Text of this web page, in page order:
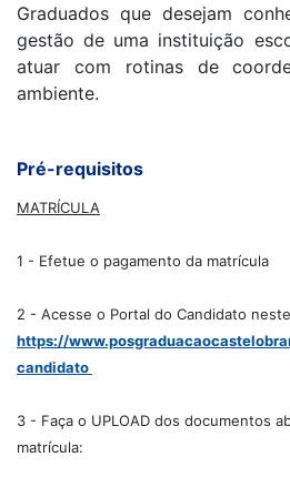
Graduados que desejam
gestão de uma instituição
atuar com rotinas de
ambiente.
Pré-requisitos
MATRÍCULA
1 - Efetue o pagamento da matrícula
2 - Acesse o Portal do Candidato
https://
candidato
3 - Faça o UPLOAD dos documentos
matrícula: